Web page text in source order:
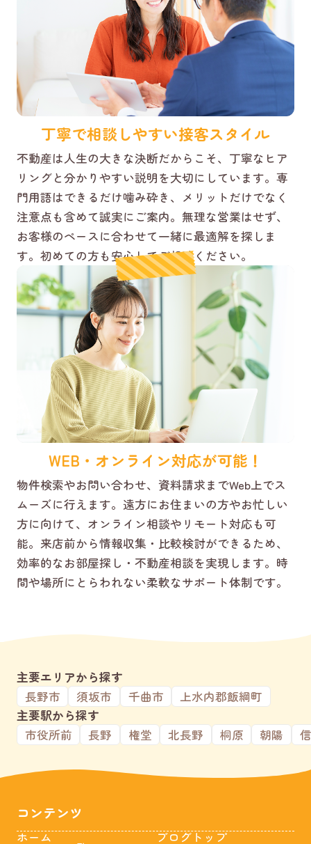
丁寧で相談しやすい接客スタイル
不動産は人生の大きな決断だからこそ、丁寧なヒア
リングと分かりやすい説明を大切にしています。専
門用語はできるだけ噛み砕き、メリットだけでなく
注意点も含めて誠実にご案内。無理な営業はせず、
お客様のペースに合わせて一緒に最適解を探しま
す。初めての方も安心してご相談ください。
WEB・オンライン対応が可能！
物件検索やお問い合わせ、資料請求までWeb上でス
ムーズに行えます。遠方にお住まいの方やお忙しい
方に向けて、オンライン相談やリモート対応も可
能。来店前から情報収集・比較検討ができるため、
効率的なお部屋探し・不動産相談を実現します。時
間や場所にとらわれない柔軟なサポート体制です。
主要エリアから探す
長野市
須坂市 千曲市
上水内郡飯綱町
主要駅から探す
市役所前
長野 権堂 北長野 桐原 朝陽
コンテンツ
ホーム ブログトップ